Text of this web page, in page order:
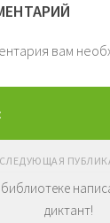
вам
СЛЕДУЮЩАЯ
диктант!